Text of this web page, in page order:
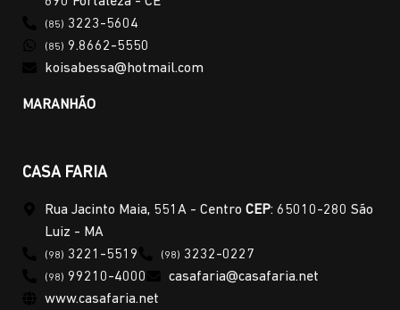
(85) 3223-5604
(85) 9.8662-5550
koisabessa@hotmail.com
MARANHÃO
CASA FARIA
Rua Jacinto Maia, 551A - Centro CEP: 65010-280 São
Luiz - MA
(98) 3221-5519 (98) 3232-0227
(98) 99210-4000
casafaria@casafaria.net
www.casafaria.net